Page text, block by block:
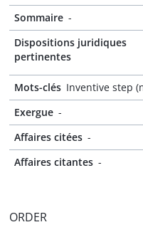
Sommaire -
Dispositions juridiques
pertinentes
Mots-clés Inventive step
Exergue -
Affaires citées -
Affaires citantes -
ORDER